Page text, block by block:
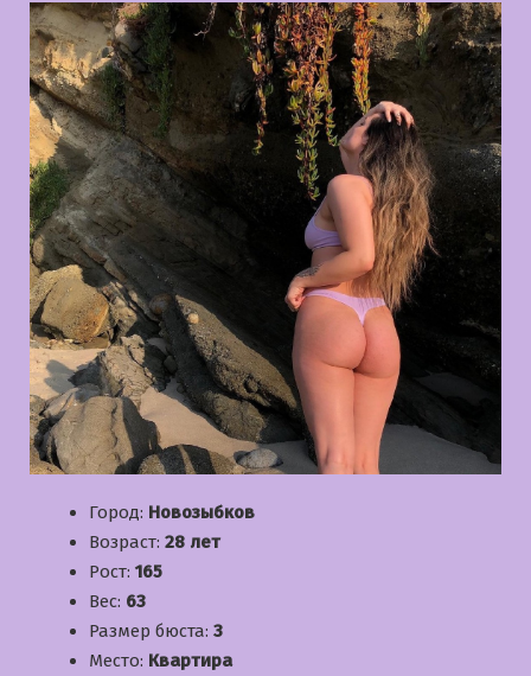
Город: Новозыбков
Возраст: 28 лет
Рост: 165
Вес: 63
Размер бюста: 3
Место: Квартира